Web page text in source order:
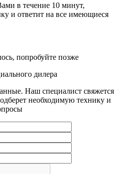
в течение 10 минут,
и ответит на все имеющиеся
попробуйте позже
дилера
Наш специалист свяжется
необходимую технику и